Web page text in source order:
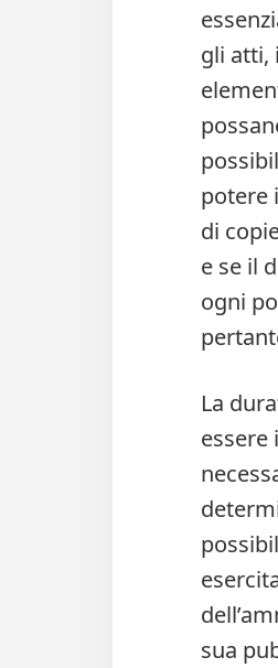
gli atti,
potere
di
e se il
ogni
La
essere
sua